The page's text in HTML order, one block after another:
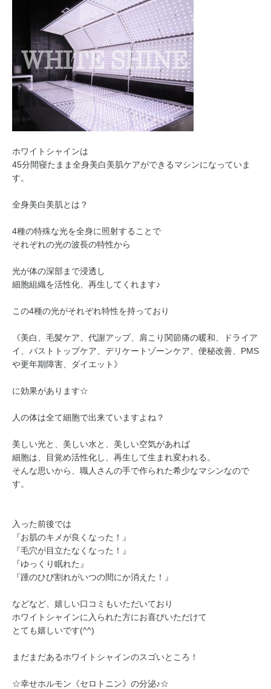
ホワイトシャインは
45分間寝たまま全身美白美肌ケアができるマシンになっていま
す。
全身美白美肌とは？
4種の特殊な光を全身に照射することで
それぞれの光の波長の特性から
光が体の深部まで浸透し
細胞組織を活性化、再生してくれます♪
この4種の光がそれぞれ特性を持っており
《美白、毛髪ケア、代謝アップ、肩こり関節痛の暖和、ドライア
イ、バストトップケア、デリケートゾーンケア、便秘改善、PMS
や更年期障害、ダイエット》
に効果があります☆
人の体は全て細胞で出来ていますよね？
美しい光と、美しい水と、美しい空気があれば
細胞は、目覚め活性化し、再生して生まれ変われる。
そんな思いから、職人さんの手で作られた希少なマシンなので
す。
入った前後では
『お肌のキメが良くなった！』
『毛穴が目立たなくなった！』
『ゆっくり眠れた』
『踵のひび割れがいつの間にか消えた！』
などなど、嬉しい口コミもいただいており
ホワイトシャインに入られた方にお喜びいただけて
とても嬉しいです(^^)
まだまだあるホワイトシャインのスゴいところ！
☆幸せホルモン《セロトニン》の分泌♪☆